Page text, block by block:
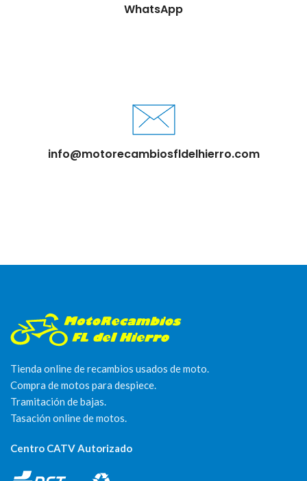
WhatsApp
info@motorecambiosfldelhierro.com
Tienda online de recambios usados de moto.
Compra de motos para despiece.
Tramitación de bajas.
Tasación online de motos.
Centro CATV Autorizado